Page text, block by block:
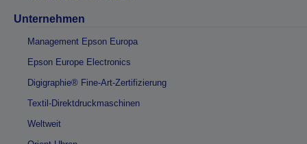
Unternehmen
Management Epson Europa
Epson Europe Electronics
Digigraphie® Fine-Art-Zertifizierung
Textil-Direktdruckmaschinen
Weltweit